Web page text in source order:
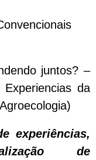
juntos? –
da
experiências,
de